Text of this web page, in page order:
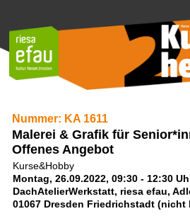
Nummer: KA 1611
Malerei & Grafik für
Offenes Angebot
Kurse&Hobby
Montag, 26.09.2022, 09:30 - 12:30
DachAtelierWerkstatt, riesa efau,
01067 Dresden Friedrichstadt